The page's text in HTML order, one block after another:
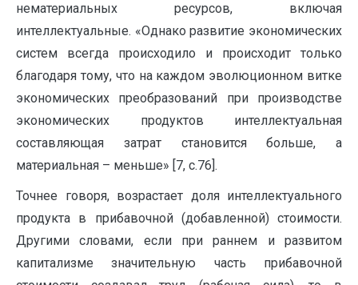
нематериальных ресурсов, включая
интеллектуальные. «Однако развитие экономических
систем всегда происходило и происходит только
благодаря тому, что на каждом эволюционном витке
экономических преобразований при производстве
экономических продуктов интеллектуальная
составляющая затрат становится больше, а
материальная – меньше» [7, с.76].
Точнее говоря, возрастает доля интеллектуального
продукта в прибавочной (добавленной) стоимости.
Другими словами, если при раннем и развитом
капитализме значительную часть прибавочной